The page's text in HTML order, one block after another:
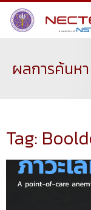
ผลการค้นหา
Tag: